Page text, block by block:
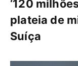
‘120
plateia de
Suíça